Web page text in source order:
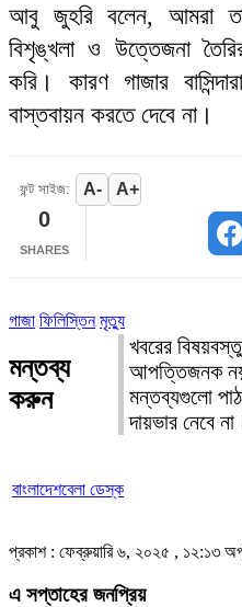
আবু জুহরি বলেন, আমরা
বিশৃঙ্খলা ও উত্তেজনা
করি। কারণ গাজার
বাস্তবায়ন করতে দেবে না।
ফন্ট সাইজ: A- A+
0
SHARES
গাজা ফিলিস্তিন মৃত্যু
মন্তব্য
করুন
খবরের
আপত্তিজনক
মন্তব্যগুলো
দায়ভার নেবে
বাংলাদেশবেলা ডেস্ক
প্রকাশ : ফেব্রুয়ারি ৬, ২০২৫ , ১২:১৩
এ সপ্তাহের জনপ্রিয়